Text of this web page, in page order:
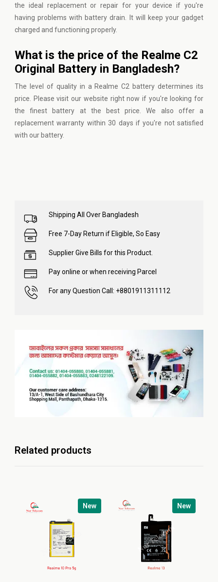
the ideal replacement or repair for your device if you're
having problems with battery drain. It will keep your gadget
charged and functioning properly.
What is the price of the Realme C2
Original Battery in Bangladesh?
The level of quality in a Realme C2 battery determines its
price. Pleasevisit our website right now if you're looking for
the finest battery at the best price. We also offer a
replacement warranty within 30 days if you're not satisfied
with our battery.
Shipping All Over Bangladesh
Free 7-Day Return if Eligible, So Easy
Supplier Give Bills for this Product.
Pay online or when receiving Parcel
For any Question Call: +8801911311112
Related products
New New